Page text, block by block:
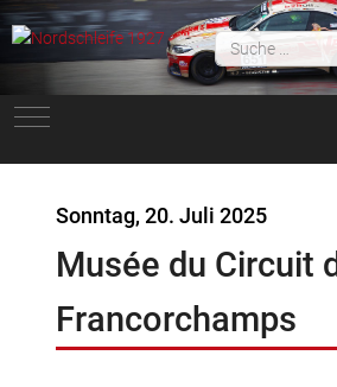
Mobile Menu Toggle
Sonntag, 20. Juli 2025
Musée du Circuit
Francorchamps